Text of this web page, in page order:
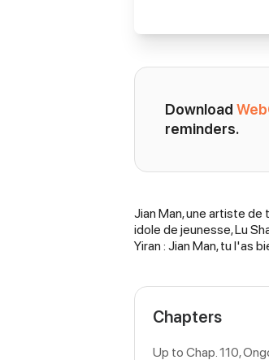
Download
reminders.
Synopsis
Jian Man, une artiste
idole de jeunesse, Lu
Yiran : Jian Man, tu l'as
Chapters
Up to Chap. 110,